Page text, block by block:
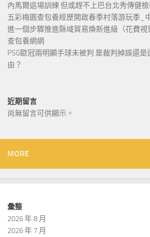
內馬爾返場訓練 但或趕不上巴台北秀傳健
五彩梅園查包養經歷開啟春季村落游玩季_
進一個步驟推進縣域貿易煥新進級（花費
查包養網網
PSG歐冠兩明顯手球未被判 是裁判掉誤還
由？
近期留言
尚無留言可供顯示。
MORE
彙整
2026 年 8 月
2026 年 7 月